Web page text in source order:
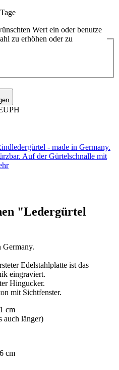
Wert ein oder benutze
zu erhöhen oder zu
- made in Germany.
Auf der Gürtelschnalle mit
"Ledergürtel
Germany.
Edelstahlplatte ist das
eingraviert.
Hingucker.
mit Sichtfenster.
cm
auch länger)
cm